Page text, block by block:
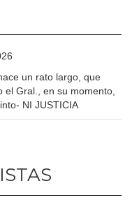
un rato largo, que
el Gral., en su momento,
NI JUSTICIA